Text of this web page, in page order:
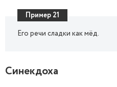
Пример 21
Его речи сладки как мёд.
Синекдоха